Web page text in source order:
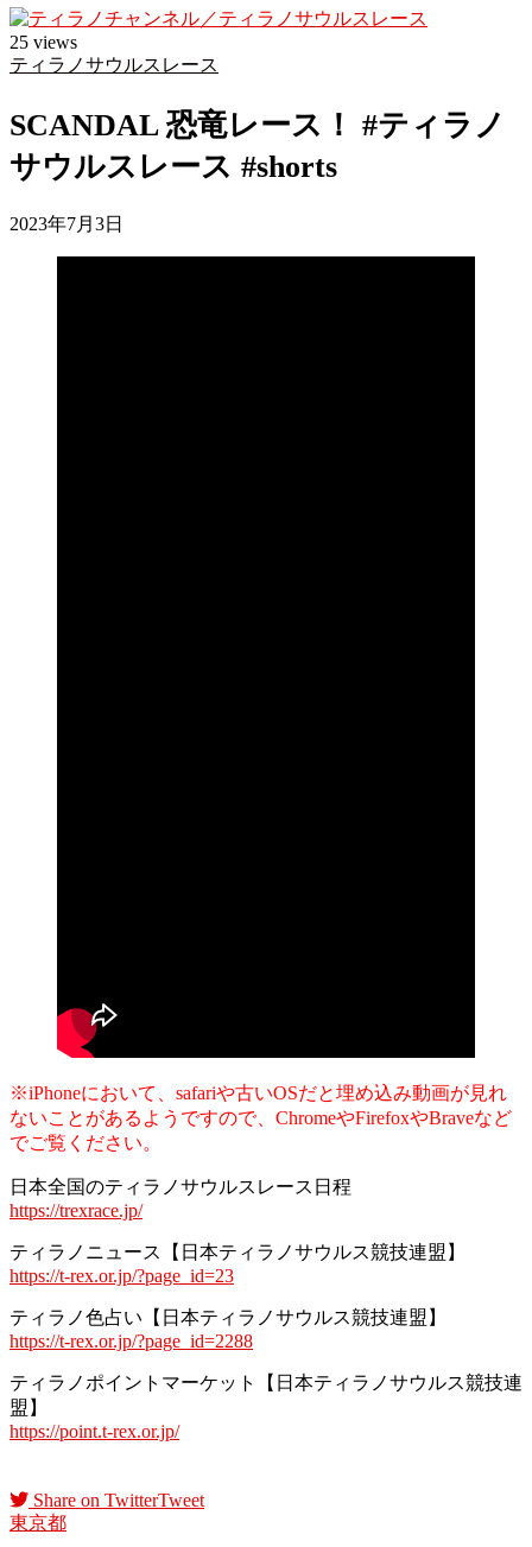
&
navigation
25 views
ティラノサウルスレース
SCANDAL 恐竜レース！ #ティラノ
サウルスレース #shorts
2023年7月3日
※iPhoneにおいて、safariや古いOSだと埋め込み動画が見れ
ないことがあるようですので、ChromeやFirefoxやBraveなど
でご覧ください。
日本全国のティラノサウルスレース日程
https://trexrace.jp/
ティラノニュース【日本ティラノサウルス競技連盟】
https://t-rex.or.jp/?page_id=23
ティラノ色占い【日本ティラノサウルス競技連盟】
https://t-rex.or.jp/?page_id=2288
ティラノポイントマーケット【日本ティラノサウルス競技連
盟】
https://point.t-rex.or.jp/
Share on TwitterTweet
東京都